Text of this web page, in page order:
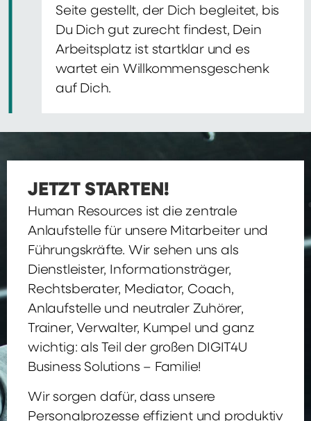
Seite gestellt, der Dich begleitet, bis
Du Dich gut zurecht findest, Dein
Arbeitsplatz ist startklar und es
wartet ein Willkommensgeschenk
auf Dich.
JETZT STARTEN!
Human Resources ist die zentrale
Anlaufstelle für unsere Mitarbeiter und
Führungskräfte. Wir sehen uns als
Dienstleister, Informationsträger,
Rechtsberater, Mediator, Coach,
Anlaufstelle und neutraler Zuhörer,
Trainer, Verwalter, Kumpel und ganz
wichtig: als Teil der großen DIGIT4U
Business Solutions – Familie!
Wir sorgen dafür, dass unsere
Personalprozesse effizient und produktiv